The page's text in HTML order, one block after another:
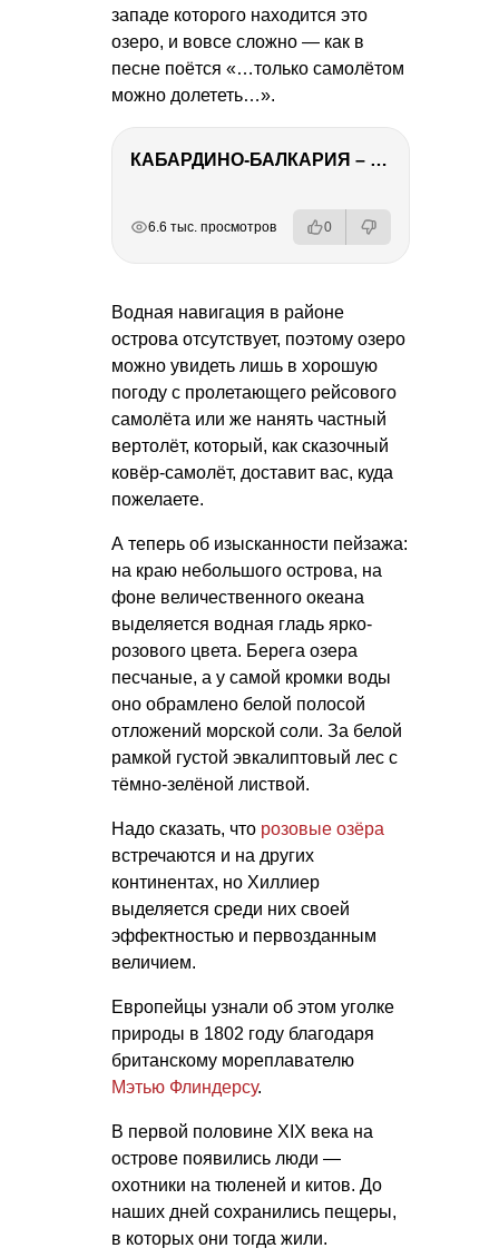
западе которого находится это
озеро, и вовсе сложно — как в
песне поётся «…только самолётом
можно долететь…».
КАБАРДИНО-БАЛКАРИЯ – ПУТЕШЕСТВИЕ НА КАВКАЗ часть 3
6.6 тыс. просмотров 0
Водная навигация в районе
острова отсутствует, поэтому озеро
можно увидеть лишь в хорошую
погоду с пролетающего рейсового
самолёта или же нанять частный
вертолёт, который, как сказочный
ковёр-самолёт, доставит вас, куда
пожелаете.
А теперь об изысканности пейзажа:
на краю небольшого острова, на
фоне величественного океана
выделяется водная гладь ярко-
розового цвета. Берега озера
песчаные, а у самой кромки воды
оно обрамлено белой полосой
отложений морской соли. За белой
рамкой густой эвкалиптовый лес с
тёмно-зелёной листвой.
Надо сказать, что розовые озёра
встречаются и на других
континентах, но Хиллиер
выделяется среди них своей
эффектностью и первозданным
величием.
Европейцы узнали об этом уголке
природы в 1802 году благодаря
британскому мореплавателю
Мэтью Флиндерсу.
В первой половине XIX века на
острове появились люди —
охотники на тюленей и китов. До
наших дней сохранились пещеры,
в которых они тогда жили.